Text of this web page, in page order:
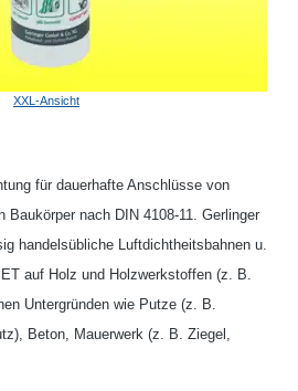
XXL-Ansicht
für dauerhafte Anschlüsse von
Baukörper nach DIN 4108-11. Gerlinger
handelsübliche Luftdichtheitsbahnen u.
auf Holz und Holzwerkstoffen (z. B.
Untergründen wie Putze (z. B.
Beton, Mauerwerk (z. B. Ziegel,